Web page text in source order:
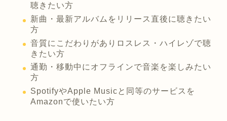
聴きたい方
新曲・最新アルバムをリリース直後に聴きたい
方
音質にこだわりがありロスレス・ハイレゾで聴
きたい方
通勤・移動中にオフラインで音楽を楽しみたい
方
SpotifyやApple Musicと同等のサービスを
Amazonで使いたい方